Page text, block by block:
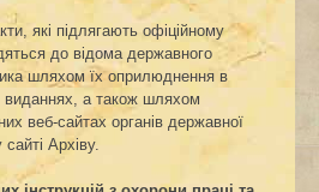
які підлягають офіційному
до відома державного
шляхом їх оприлюднення в
виданнях, а також шляхом
веб-сайтах органів державної
Архіву.